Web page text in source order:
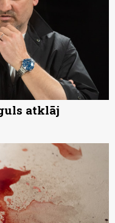
atklāj